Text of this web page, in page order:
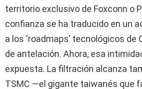
territorio exclusivo de Foxconn o
confianza se ha traducido en un
a los ‘roadmaps’ tecnológicos de
de antelación. Ahora, esa
expuesta. La filtración alcanza
TSMC —el gigante taiwanés que